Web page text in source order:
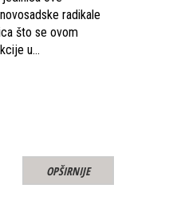
radikale
što se ovom
u…
OPŠIRNIJE